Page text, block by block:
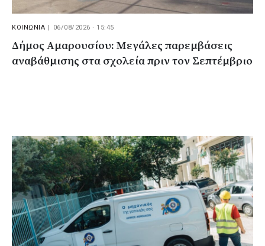
ΚΟΙΝΩΝΙΑ 06/08/2026 · 15:45
Δήμος Αμαρουσίου: Μεγάλες παρεμβάσεις
αναβάθμισης στα σχολεία πριν τον Σεπτέμβριο